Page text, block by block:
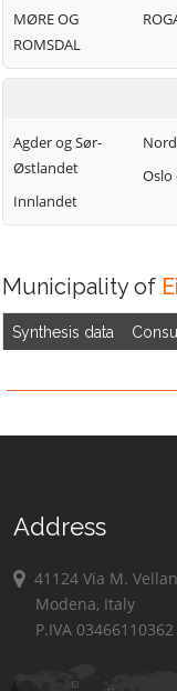
Etne
MØRE OG
ROMSDAL
Agder og Sør-
Østlandet
Innlandet
Oslo
Municipality of
Synthesis data
Address
41124 Via M.
Modena, Italy
P.IVA 03466110362